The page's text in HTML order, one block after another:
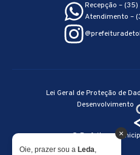
Recepção –
Atendimento –
© Prefeitura
Lei Geral de Proteção de
Desenvolvimento
×
Oie, prazer sou a Leda,